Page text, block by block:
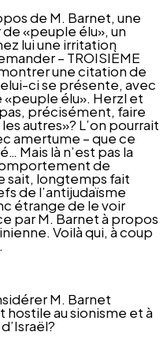
de M. Barnet, une
«peuple élu», un
lui une irritation
– TROISIÈME
une citation de
ci se présente, avec
élu». Herzl et
précisément, faire
autres»? L’on pourrait
amertume – que ce
Mais là n’est pas la
de
sait, longtemps fait
de l’antijudaïsme
étrange de le voir
par M. Barnet à propos
Voilà qui, à coup
M. Barnet
au sionisme et à